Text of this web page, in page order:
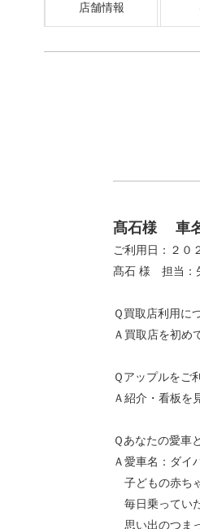
店舗情報
髙石様 車
ご利用日：２０
髙石 様 担当：
Ｑ買取店利用に
Ａ買取店を初め
Ｑアップルをご
Ａ紹介・看板を
Ｑあなたの愛車
Ａ愛車名：ダ
子どもの赤ち
毎日乗ってい
思い出のつま